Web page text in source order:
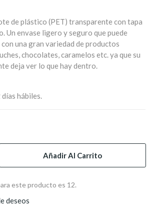
de plástico (PET) transparente con tapa
Un envase ligero y seguro que puede
una gran variedad de productos
chocolates, caramelos etc. ya que su
deja ver lo que hay dentro.
hábiles.
Añadir Al Carrito
este producto es 12.
deseos